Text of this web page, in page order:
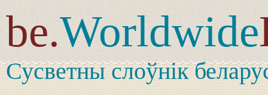
be.Worldwide
Сусветны слоўнік